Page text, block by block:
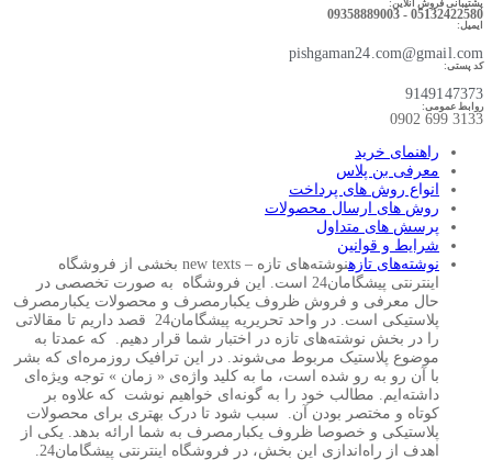
پشتیبانی فروش آنلاین:
05132422580 - 09358889003
ایمیل:
pishgaman24.com@gmail.com
کد پستی:
9149147373
روابط عمومی:
3133 699 0902​
راهنمای خرید
معرفی بن پلاس
انواع روش های پرداخت
روش های ارسال محصولات
پرسش های متداول
شرایط و قوانین
نوشته‌های تازه
نوشته‌های تازه – new texts بخشی از فروشگاه
اینترنتی پیشگامان24 است. این فروشگاه به صورت تخصصی در
حال معرفی و فروش ظروف یکبارمصرف و محصولات یکبارمصرف
پلاستیکی است. در واحد تحریریه پیشگامان24 قصد داریم تا مقالاتی
را در بخش نوشته‌های تازه در اختبار شما قرار دهیم. که عمدتا به
موضوع پلاستیک مربوط می‌شوند. در این ترافیک روزمره‌ای که بشر
با آن رو به رو شده است، ما به کلید واژه‌ی « زمان » توجه ویژه‌ای
داشته‌ایم. مطالب خود را به گونه‌ای خواهیم نوشت که علاوه بر
کوتاه و مختصر بودن آن. سبب شود تا درک بهتری برای محصولات
پلاستیکی و خصوصا ظروف یکبارمصرف به شما ارائه بدهد. یکی از
اهدف از راه‌اندازی این بخش، در فروشگاه اینترنتی پیشگامان24.